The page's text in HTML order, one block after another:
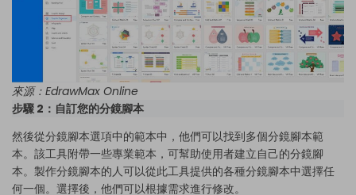
來源： EdrawMax Online
步驟 2：自訂您的分鏡腳本
然後從分鏡腳本選項中的範本中，他們可以找到多個分鏡腳本範
本。該工具附帶一些專業範本，可幫助使用者建立自己的分鏡腳
本。製作分鏡腳本的人可以從此工具提供的各種分鏡腳本中選擇任
何一個。選擇後，他們可以根據需求進行修改。